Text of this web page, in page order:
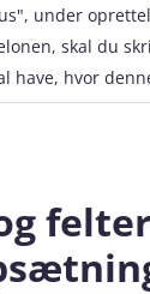
under
skal du
have, hvor